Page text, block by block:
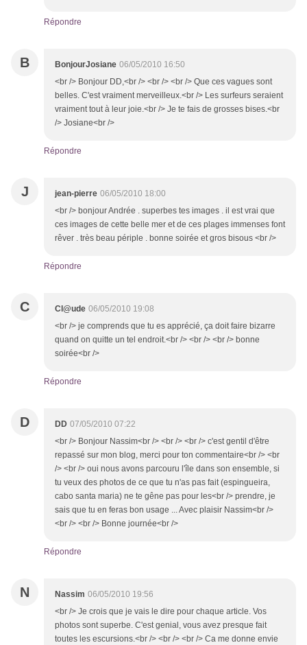
Répondre
B BonjourJosiane 06/05/2010 16:50
<br /> Bonjour DD,<br /> <br /> <br /> Que ces vagues sont
belles. C'est vraiment merveilleux.<br /> Les surfeurs seraient
vraiment tout à leur joie.<br /> Je te fais de grosses bises.<br
/> Josiane<br />
Répondre
J jean-pierre 06/05/2010 18:00
<br /> bonjour Andrée . superbes tes images . il est vrai que
ces images de cette belle mer et de ces plages immenses font
rêver . très beau périple . bonne soirée et gros bisous <br />
Répondre
C Cl@ude 06/05/2010 19:08
<br /> je comprends que tu es apprécié, ça doit faire bizarre
quand on quitte un tel endroit.<br /> <br /> <br /> bonne
soirée<br />
Répondre
D DD 07/05/2010 07:22
<br /> Bonjour Nassim<br /> <br /> <br /> c'est gentil d'être
repassé sur mon blog, merci pour ton commentaire<br /> <br
/> <br /> oui nous avons parcouru l'île dans son ensemble, si
tu veux des photos de ce que tu n'as pas fait (espingueira,
cabo santa maria) ne te gêne pas pour les<br /> prendre, je
sais que tu en feras bon usage ... Avec plaisir Nassim<br />
<br /> <br /> Bonne journée<br />
Répondre
N Nassim 06/05/2010 19:56
<br /> Je crois que je vais le dire pour chaque article. Vos
photos sont superbe. C'est genial, vous avez presque fait
toutes les escursions.<br /> <br /> <br /> Ca me donne envie